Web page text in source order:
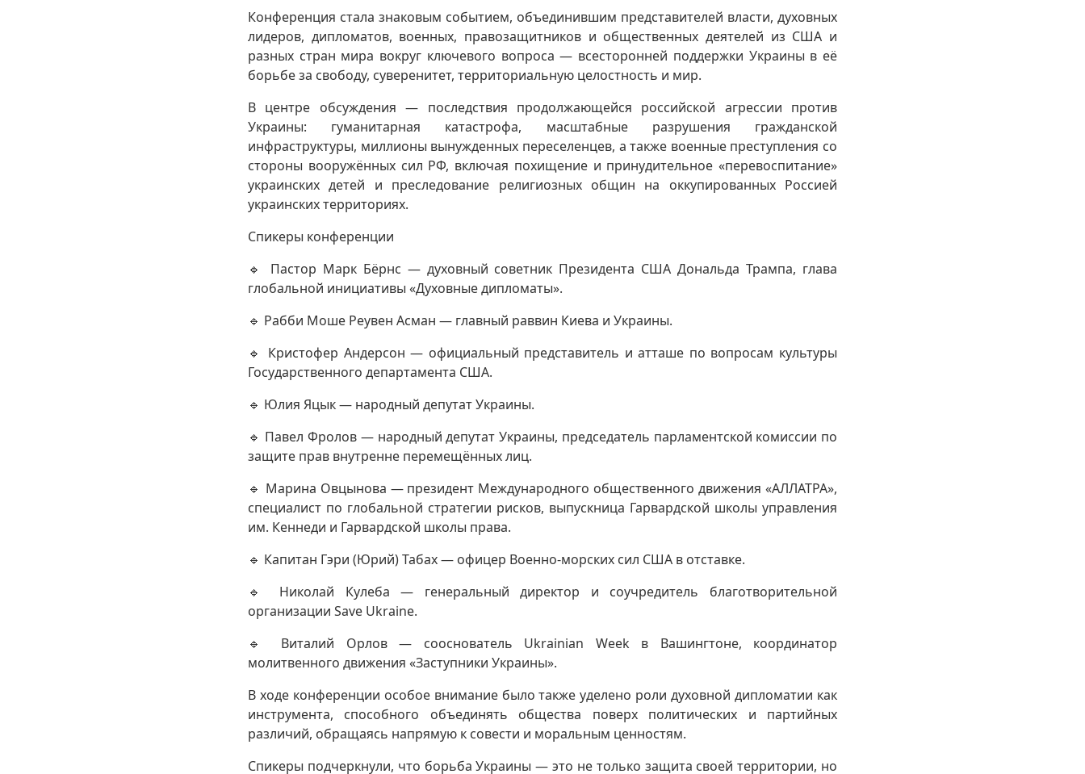
Конференция стала знаковым событием, объединившим представителей власти, духовных
лидеров, дипломатов, военных, правозащитников и общественных деятелей из США и
разных стран мира вокруг ключевого вопроса — всесторонней поддержки Украины в её
борьбе за свободу, суверенитет, территориальную целостность и мир.
В центре обсуждения — последствия продолжающейся российской агрессии против
Украины: гуманитарная катастрофа, масштабные разрушения гражданской
инфраструктуры, миллионы вынужденных переселенцев, а также военные преступления со
стороны вооружённых сил РФ, включая похищение и принудительное «перевоспитание»
украинских детей и преследование религиозных общин на оккупированных Россией
украинских территориях.
Спикеры конференции
🔹 Пастор Марк Бёрнс — духовный советник Президента США Дональда Трампа, глава
глобальной инициативы «Духовные дипломаты».
🔹 Рабби Моше Реувен Асман — главный раввин Киева и Украины.
🔹 Кристофер Андерсон — официальный представитель и атташе по вопросам культуры
Государственного департамента США.
🔹 Юлия Яцык — народный депутат Украины.
🔹 Павел Фролов — народный депутат Украины, председатель парламентской комиссии по
защите прав внутренне перемещённых лиц.
🔹 Марина Овцынова — президент Международного общественного движения «АЛЛАТРА»,
специалист по глобальной стратегии рисков, выпускница Гарвардской школы управления
им. Кеннеди и Гарвардской школы права.
🔹 Капитан Гэри (Юрий) Табах — офицер Военно-морских сил США в отставке.
🔹 Николай Кулеба — генеральный директор и соучредитель благотворительной
организации Save Ukraine.
🔹 Виталий Орлов — сооснователь Ukrainian Week в Вашингтоне, координатор
молитвенного движения «Заступники Украины».
В ходе конференции особое внимание было также уделено роли духовной дипломатии как
инструмента, способного объединять общества поверх политических и партийных
различий, обращаясь напрямую к совести и моральным ценностям.
Спикеры подчеркнули, что борьба Украины — это не только защита своей территории, но